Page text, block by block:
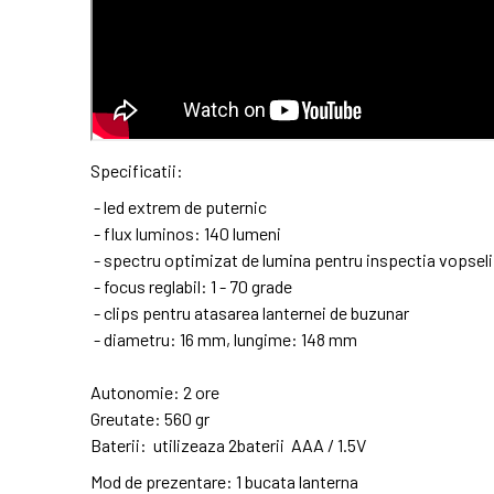
Specificatii:
- led extrem de puternic
- flux luminos: 140 lumeni
- spectru optimizat de lumina pentru inspectia
- focus reglabil: 1 - 70 grade
- clips pentru atasarea lanternei de buzunar
- diametru: 16 mm, lungime: 148 mm
Autonomie: 2 ore
Greutate: 560 gr
Baterii: utilizeaza 2baterii AAA / 1.5V
Mod de prezentare: 1 bucata lanterna